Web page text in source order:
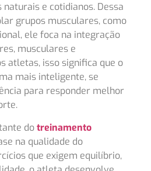
e cotidianos. Dessa
grupos musculares, como
ele foca na integração
musculares e
atletas, isso significa que o
mais inteligente, se
para responder melhor
dotreinamento
na qualidade do
que exigem equilíbrio,